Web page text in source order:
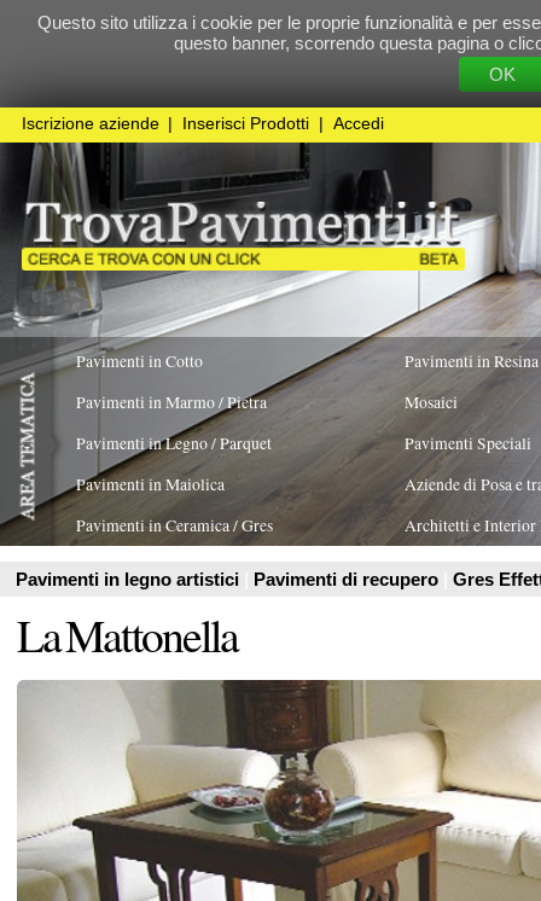
Questo sito utilizza i cookie per le proprie funzionalità e per essere sicuri che tu
questo banner, scorrendo questa pagina o cliccando
Cookie
Pavimenti in Cotto
Pavimenti in Marmo / Pietra
Pavimenti in Legno / Parquet
Pavimenti in Ceramica / Gres
Pavimenti in Resina
Pavimenti Speciali
Aziende di Posa e trattamento Pavimenti
Architetti e Interior Design
Pavimenti in legno artistici | Pavimenti di recupero | Gres Effetto Legno
La Mattonella